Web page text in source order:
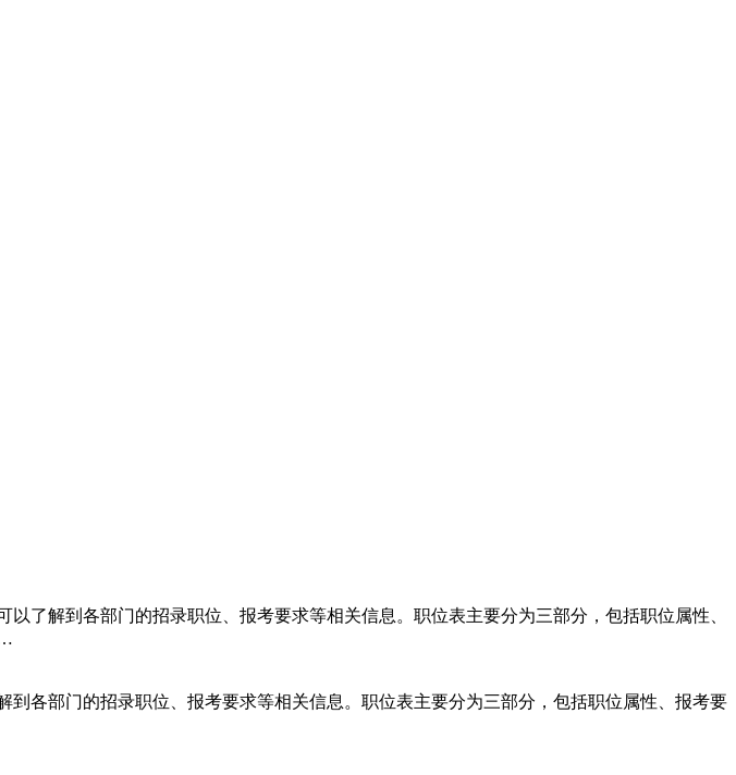
了解到各部门的招录职位、报考要求等相关信息。职位表主要分为三部分，包括职位属性、
各部门的招录职位、报考要求等相关信息。职位表主要分为三部分，包括职位属性、报考要